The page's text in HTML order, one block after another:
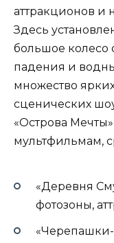
аттракционов и
Здесь
большое колесо
падения и
множество
сценических
«Острова
мультфильмам,
«Деревня
фотозоны,